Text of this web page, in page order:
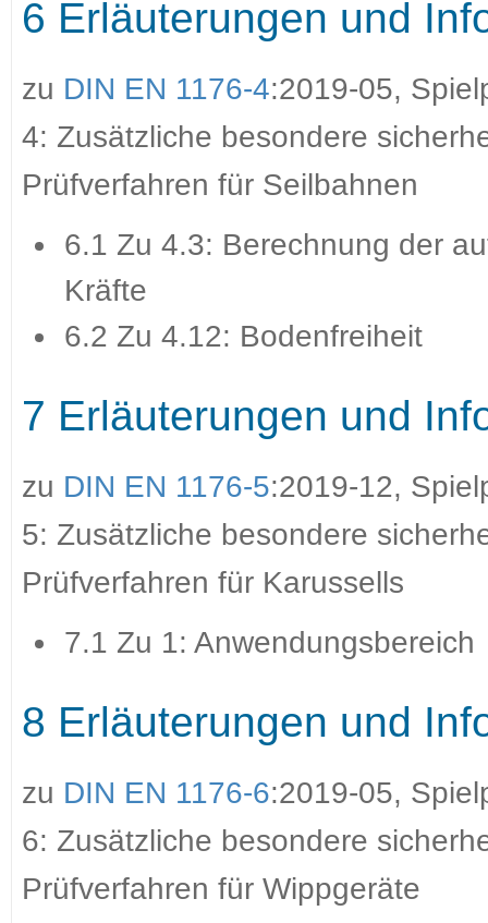
6 Erläuterungen und
zu DIN EN 1176-4:2019-05,
4: Zusätzliche besondere
Prüfverfahren für Seilbahnen
6.1 Zu 4.3: Berechnung der
Kräfte
6.2 Zu 4.12: Bodenfreiheit
7 Erläuterungen und
zu DIN EN 1176-5:2019-12,
5: Zusätzliche besondere
Prüfverfahren für Karussells
7.1 Zu 1: Anwendungsbereich
8 Erläuterungen und
zu DIN EN 1176-6:2019-05,
6: Zusätzliche besondere
Prüfverfahren für Wippgeräte